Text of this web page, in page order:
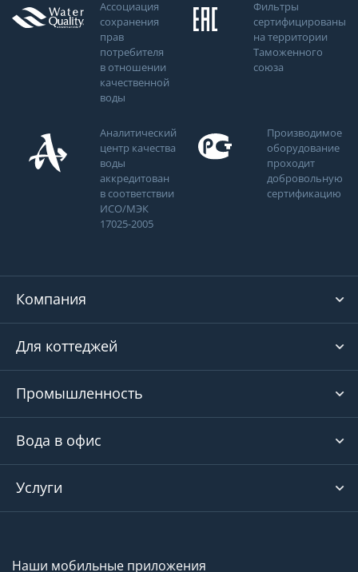
Ассоциация
сохранения
прав
потребителя
в отношении
качественной
воды
Фильтры
сертифицированы
на территории
Таможенного
союза
Аналитический
центр качества
воды
аккредитован
в соответствии
ИСО/МЭК
17025-2005
Производимое
оборудование
проходит
добровольную
сертификацию
Компания
Для коттеджей
Промышленность
Вода в офис
Услуги
Наши мобильные приложения